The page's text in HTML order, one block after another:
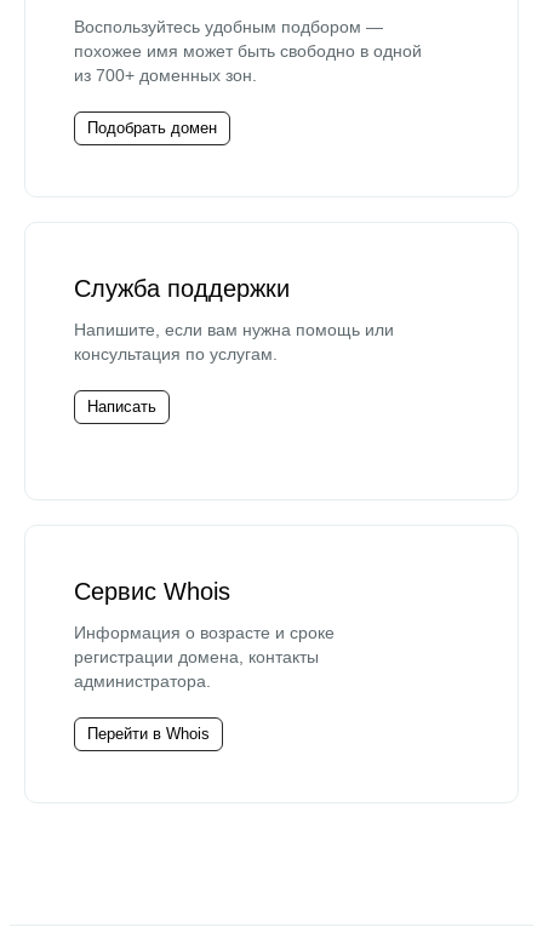
Воспользуйтесь удобным подбором —
похожее имя может быть свободно в одной
из 700+ доменных зон.
Подобрать домен
Служба поддержки
Напишите, если вам нужна помощь или
консультация по услугам.
Написать
Сервис Whois
Информация о возрасте и сроке
регистрации домена, контакты
администратора.
Перейти в Whois